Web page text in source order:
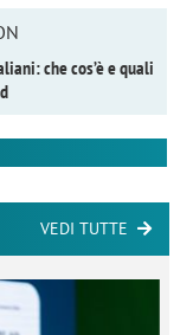
che cos’è e quali
VEDI TUTTE